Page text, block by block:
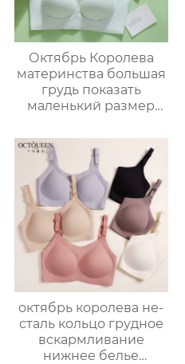
Октябрь Королева
материнства большая
грудь показать
маленький размер
специальный
послеродовой
бюстгальтер грудного
вскармливания
собраны анти-
обвисшие женские
октябрь королева не-
сталь кольцо грудное
вскармливание
нижнее белье